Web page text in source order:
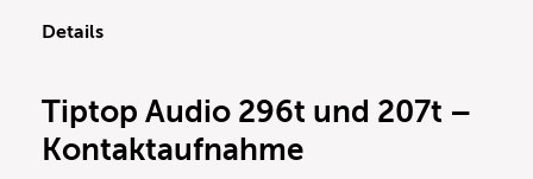
Details
Tiptop Audio 296t und 207t –
Kontaktaufnahme